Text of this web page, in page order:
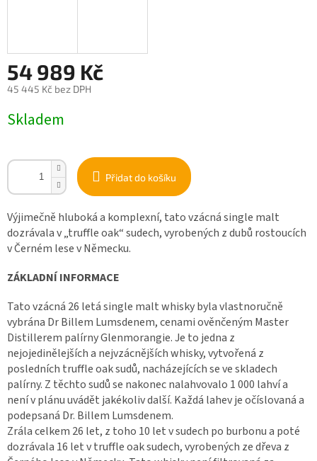
54 989 Kč
45 445 Kč bez DPH
cena:
Skladem
Přidat do košíku
Výjimečně hluboká a komplexní, tato vzácná single malt
dozrávala v „truffle oak“ sudech, vyrobených z dubů rostoucích
v Černém lese v Německu.
ZÁKLADNÍ INFORMACE
Tato vzácná 26 letá single malt whisky byla vlastnoručně
vybrána Dr Billem Lumsdenem, cenami ověnčeným Master
Distillerem palírny Glenmorangie. Je to jedna z
nejojedinělejších a nejvzácnějších whisky, vytvořená z
posledních truffle oak sudů, nacházejících se ve skladech
palírny. Z těchto sudů se nakonec nalahvovalo 1 000 lahví a
není v plánu uvádět jakékoliv další. Každá lahev je očíslovaná a
podepsaná Dr. Billem Lumsdenem.
Zrála celkem 26 let, z toho 10 let v sudech po burbonu a poté
dozrávala 16 let v truffle oak sudech, vyrobených ze dřeva z